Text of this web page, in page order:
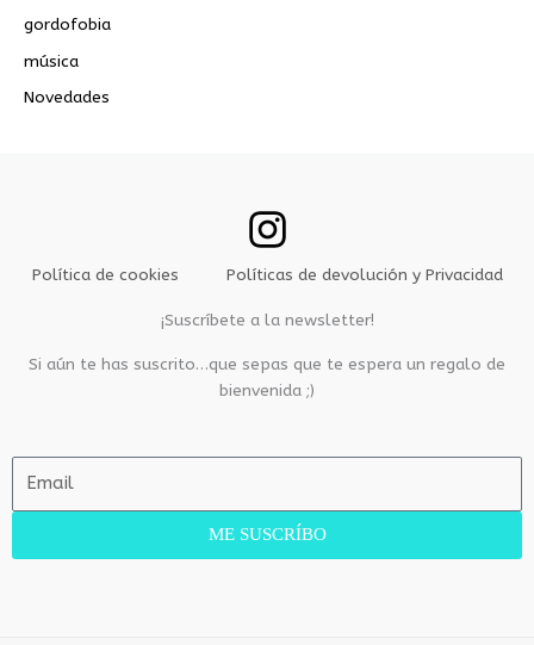
r
gordofobia
música
Novedades
Política de cookies Políticas de devolución y Privacidad
¡Suscríbete a la newsletter!
Si aún te has suscrito…que sepas que te espera un regalo de
bienvenida ;)
a
ME SUSCRÍBO